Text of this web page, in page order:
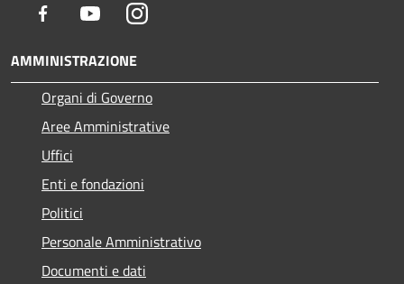
Facebook YoutubeInstagram
AMMINISTRAZIONE
Organi di Governo
Aree Amministrative
Uffici
Enti e fondazioni
Politici
Personale Amministrativo
Documenti e dati